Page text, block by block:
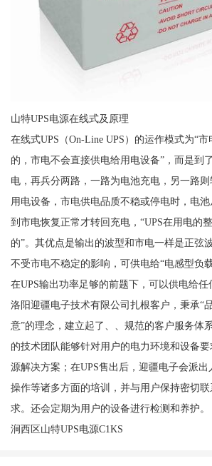
山特UPS电源在线式及原理
在线式UPS（On-Line UPS）的运作模式为“
的，市电不会直接供电给用电设备”，而是到
电，再兵分两路，一路为电池充电，另一路
用电设备，市电供电品质不稳或停电时，电
到市电恢复正常才转回充电，“UPS在用电的
的”。其优点是输出的波型和市电一样是正弦
不受市电不稳定的影响，可供电给“电感型负
在UPS输出功率足够的前题下，可以供电给任
洛阳迎疆电子技术有限公司扎根客户，秉承“
意”的理念，建立起了、、规范的客户服务体
的技术团队能够针对用户的电力环境和设备
源解决方案；在UPS售出后，迎疆电子会派
操作等诸多方面的培训，并与用户保持密切
求。还会定期为用户的设备进行检测和养护。
涧西区山特UPS电源C1KS